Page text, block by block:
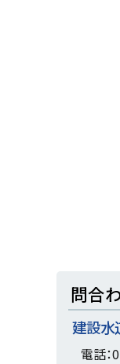
ト
ッ
プ
問合
建設水
電話